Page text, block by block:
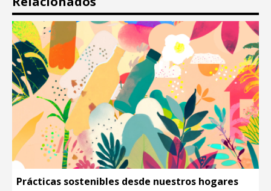
Prácticas sostenibles desde nuestros hogares